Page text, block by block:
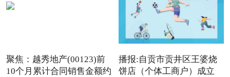
聚焦：越秀地产(00123)前
10个月累计合同销售金额约
播报:自贡市贡井区王婆烧
饼店（个体工商户）成立